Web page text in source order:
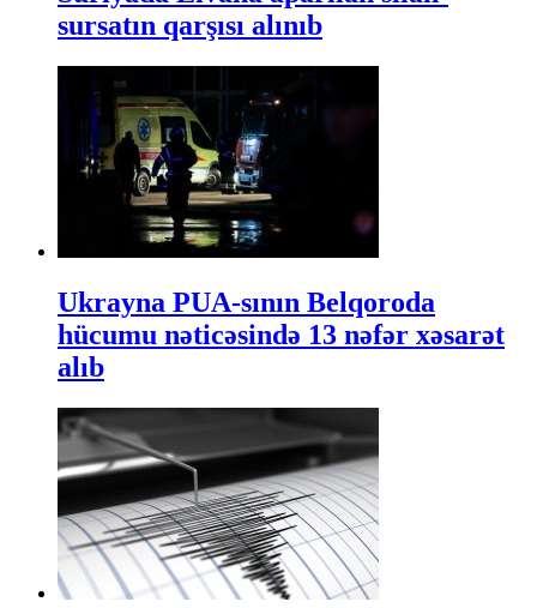
sursatın qarşısı alınıb
Ukrayna PUA-sının Belqoroda
hücumu nəticəsində 13 nəfər xəsarət
alıb